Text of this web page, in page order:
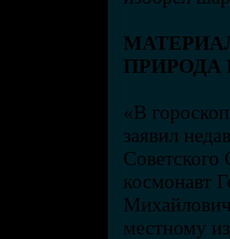
ПРИРОДА
«В
заявил
космонавт
местному